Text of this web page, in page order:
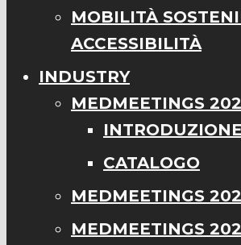
MOBILITÀ
ACCESSIBILITÀ
INDUSTRY
MEDMEETINGS
INTRODUZIONE
CATALOGO
MEDMEETINGS
MEDMEETINGS